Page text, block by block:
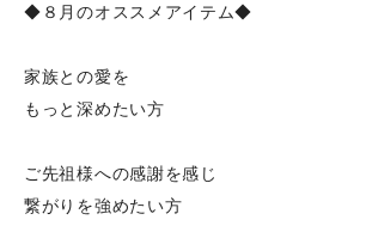
◆８月のオススメアイテム◆
家族との愛を
もっと深めたい方
ご先祖様への感謝を感じ
繋がりを強めたい方